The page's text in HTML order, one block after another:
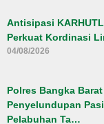
Antisipasi
Perkuat Kordinasi
04/08/2026
Polres Bangka
Penyelundupan
Pelabuhan Ta…